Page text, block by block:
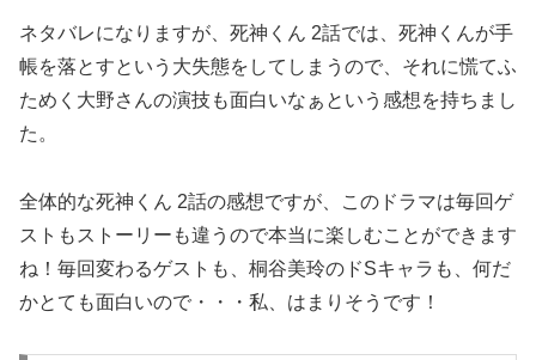
ネタバレになりますが、死神くん 2話では、死神くんが手
帳を落とすという大失態をしてしまうので、それに慌てふ
ためく大野さんの演技も面白いなぁという感想を持ちまし
た。
全体的な死神くん 2話の感想ですが、このドラマは毎回ゲ
ストもストーリーも違うので本当に楽しむことができます
ね！毎回変わるゲストも、桐谷美玲のドSキャラも、何だ
かとても面白いので・・・私、はまりそうです！